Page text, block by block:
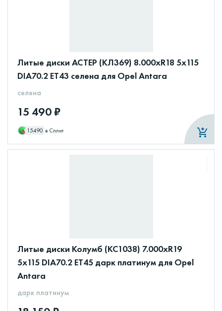
Литые диски АСТЕР (КЛ369) 8.000xR18 5x115
DIA70.2 ET43 селена для Opel Antara
селена
15 490 ₽
15490 в Сплит
Литые диски Колумб (КС1038) 7.000xR19
5x115 DIA70.2 ET45 дарк платинум для Opel
Antara
дарк платинум